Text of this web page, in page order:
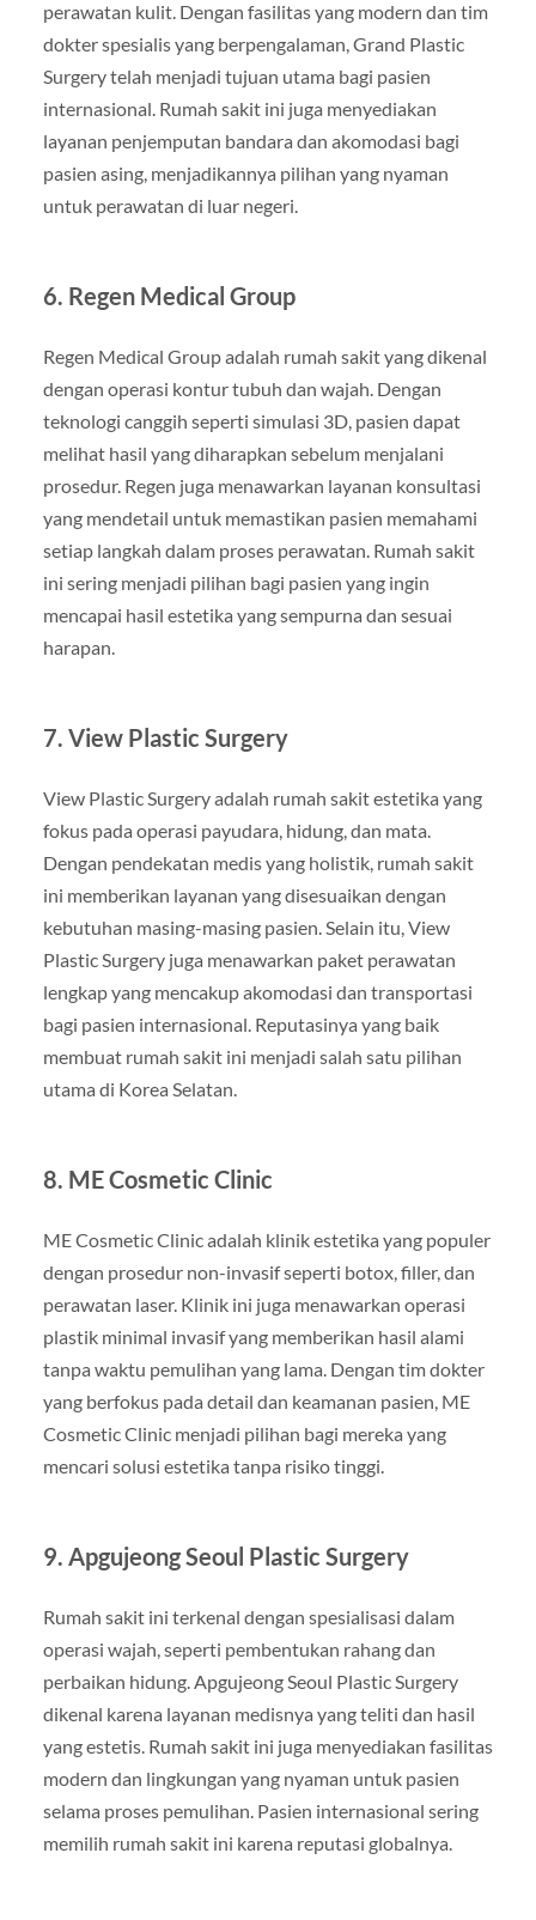
perawatan kulit. Dengan fasilitas yang modern dan tim
dokter spesialis yang berpengalaman, Grand Plastic
Surgery telah menjadi tujuan utama bagi pasien
internasional. Rumah sakit ini juga menyediakan
layanan penjemputan bandara dan akomodasi bagi
pasien asing, menjadikannya pilihan yang nyaman
untuk perawatan di luar negeri.
6. Regen Medical Group
Regen Medical Group adalah rumah sakit yang dikenal
dengan operasi kontur tubuh dan wajah. Dengan
teknologi canggih seperti simulasi 3D, pasien dapat
melihat hasil yang diharapkan sebelum menjalani
prosedur. Regen juga menawarkan layanan konsultasi
yang mendetail untuk memastikan pasien memahami
setiap langkah dalam proses perawatan. Rumah sakit
ini sering menjadi pilihan bagi pasien yang ingin
mencapai hasil estetika yang sempurna dan sesuai
harapan.
7. View Plastic Surgery
View Plastic Surgery adalah rumah sakit estetika yang
fokus pada operasi payudara, hidung, dan mata.
Dengan pendekatan medis yang holistik, rumah sakit
ini memberikan layanan yang disesuaikan dengan
kebutuhan masing-masing pasien. Selain itu, View
Plastic Surgery juga menawarkan paket perawatan
lengkap yang mencakup akomodasi dan transportasi
bagi pasien internasional. Reputasinya yang baik
membuat rumah sakit ini menjadi salah satu pilihan
utama di Korea Selatan.
8. ME Cosmetic Clinic
ME Cosmetic Clinic adalah klinik estetika yang populer
dengan prosedur non-invasif seperti botox, filler, dan
perawatan laser. Klinik ini juga menawarkan operasi
plastik minimal invasif yang memberikan hasil alami
tanpa waktu pemulihan yang lama. Dengan tim dokter
yang berfokus pada detail dan keamanan pasien, ME
Cosmetic Clinic menjadi pilihan bagi mereka yang
mencari solusi estetika tanpa risiko tinggi.
9. Apgujeong Seoul Plastic Surgery
Rumah sakit ini terkenal dengan spesialisasi dalam
operasi wajah, seperti pembentukan rahang dan
perbaikan hidung. Apgujeong Seoul Plastic Surgery
dikenal karena layanan medisnya yang teliti dan hasil
yang estetis. Rumah sakit ini juga menyediakan fasilitas
modern dan lingkungan yang nyaman untuk pasien
selama proses pemulihan. Pasien internasional sering
memilih rumah sakit ini karena reputasi globalnya.